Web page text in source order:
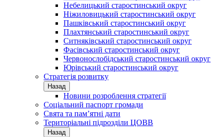
Небелицький старостинський округ
Ніжиловицький старостинський округ
Пашківський старостинський округ
Плахтянський старостинський округ
Ситняківський старостинський округ
Фасівський старостинський округ
Червонослобідський старостинський округ
Юрівський старостинський округ
Стратегія розвитку
Назад
Новини розроблення стратегії
Соціальний паспорт громади
Свята та пам’ятні дати
Територіальні підрозділи ЦОВВ
Назад